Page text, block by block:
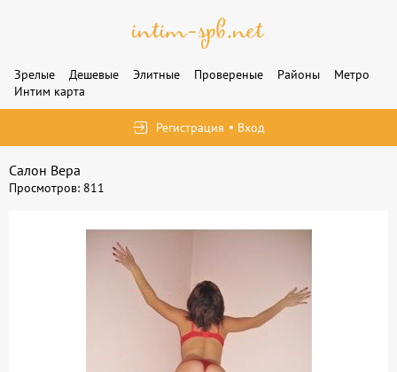
Зрелые Дешевые Элитные Провереные Районы
Метро
Интим карта
Регистрация Вход
Салон Вера
Просмотров: 811